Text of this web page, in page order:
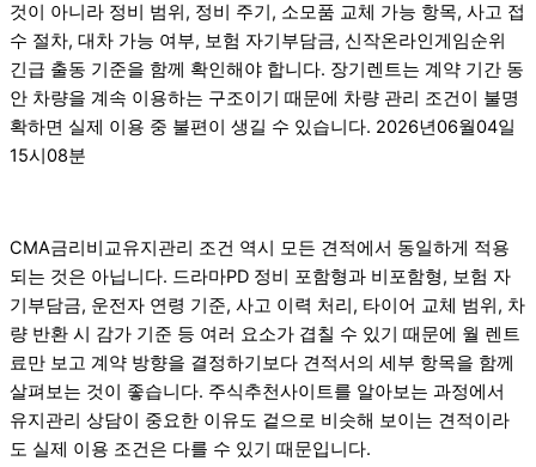
것이 아니라 정비 범위, 정비 주기, 소모품 교체 가능 항목, 사고 접
수 절차, 대차 가능 여부, 보험 자기부담금, 신작온라인게임순위
긴급 출동 기준을 함께 확인해야 합니다. 장기렌트는 계약 기간 동
안 차량을 계속 이용하는 구조이기 때문에 차량 관리 조건이 불명
확하면 실제 이용 중 불편이 생길 수 있습니다. 2026년06월04일
15시08분
CMA금리비교유지관리 조건 역시 모든 견적에서 동일하게 적용
되는 것은 아닙니다. 드라마PD 정비 포함형과 비포함형, 보험 자
기부담금, 운전자 연령 기준, 사고 이력 처리, 타이어 교체 범위, 차
량 반환 시 감가 기준 등 여러 요소가 겹칠 수 있기 때문에 월 렌트
료만 보고 계약 방향을 결정하기보다 견적서의 세부 항목을 함께
살펴보는 것이 좋습니다. 주식추천사이트를 알아보는 과정에서
유지관리 상담이 중요한 이유도 겉으로 비슷해 보이는 견적이라
도 실제 이용 조건은 다를 수 있기 때문입니다.